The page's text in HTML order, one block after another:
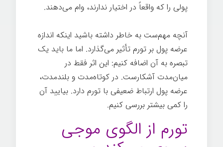
پولی را که واقعاً در اختیار ندارند، وام می‌دهند.
آنچه مهم‌ست به خاطر داشته باشید اینکه اندازه
عرضه پول بر تورم تأثیر می‌گذارد. اما ما باید یک
تبصره به آن اضافه کنیم: این اثر فقط در
میان‌مدت آشکارست. در کوتاه‌مدت و بلندمدت،
عرضه پول ارتباط ضعیفی با تورم دارد. بیایید آن
را کمی بیشتر بررسی کنیم.
تورم از الگوی موجی